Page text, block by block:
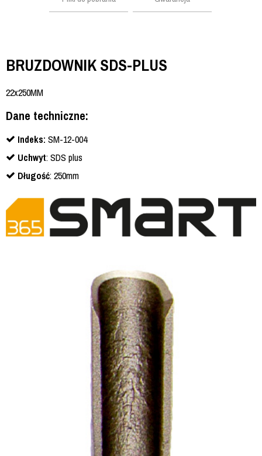
BRUZDOWNIK SDS-PLUS
22x250MM
Dane techniczne:
Indeks: SM-12-004
Uchwyt: SDS plus
Długość: 250mm